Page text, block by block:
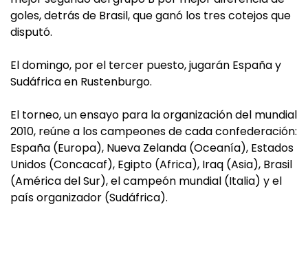
goles, detrás de Brasil, que ganó los tres cotejos que
disputó.
El domingo, por el tercer puesto, jugarán España y
Sudáfrica en Rustenburgo.
El torneo, un ensayo para la organización del mundial
2010, reúne a los campeones de cada confederación:
España (Europa), Nueva Zelanda (Oceanía), Estados
Unidos (Concacaf), Egipto (Africa), Iraq (Asia), Brasil
(América del Sur), el campeón mundial (Italia) y el
país organizador (Sudáfrica).